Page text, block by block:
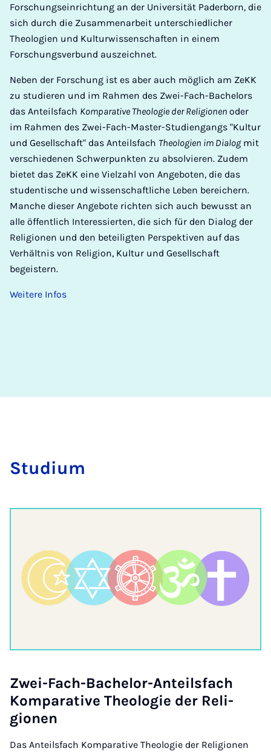
Forschungseinrichtung an der Universität Paderborn, die
sich durch die Zusammenarbeit unterschiedlicher
Theologien und Kulturwissenschaften in einem
Forschungsverbund auszeichnet.
Neben der Forschung ist es aber auch möglich am ZeKK
zu studieren und im Rahmen des Zwei-Fach-Bachelors
das Anteilsfach Komparative Theologie der Religionen oder
im Rahmen des Zwei-Fach-Master-Studiengangs "Kultur
und Gesellschaft" das Anteilsfach Theologien im Dialogmit
verschiedenen Schwerpunkten zu absolvieren. Zudem
bietet das ZeKK eine Vielzahl von Angeboten, die das
studentische und wissenschaftliche Leben bereichern.
Manche dieser Angebote richten sich auch bewusst an
alle öffentlich Interessierten, die sich für den Dialog der
Religionen und den beteiligten Perspektiven auf das
Verhältnis von Religion, Kultur und Gesellschaft
begeistern.
Weitere Infos
Stu­di­um
Zwei-Fach-Bach­el­or-Anteils­fach
Kom­par­at­ive Theo­lo­gie der Re­li­
gion­en
Das Anteilsfach Komparative Theologie der Religionen